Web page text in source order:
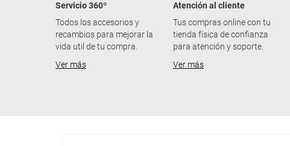
Servicio 360º
Todos los accesorios y
recambios para mejorar la
vida util de tu compra.
Ver más
Atención al cliente
Tus compras online con tu
tienda física de confianza
para atención y soporte.
Ver más